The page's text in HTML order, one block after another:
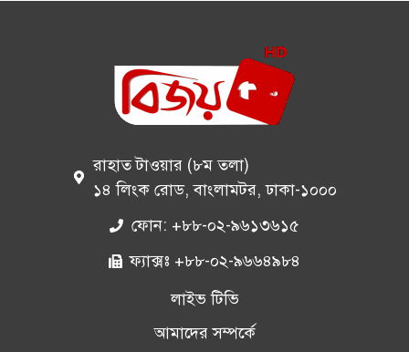
রাহাত টাওয়ার (৮ম তলা)
১৪ লিংক রোড, বাংলামটর, ঢাকা-১০০০
ফোন: +৮৮-০২-৯৬১৩৬১৫
ফ্যাক্সঃ +৮৮-০২-৯৬৬৪৯৮৪
লাইভ টিভি
আমাদের সম্পর্কে